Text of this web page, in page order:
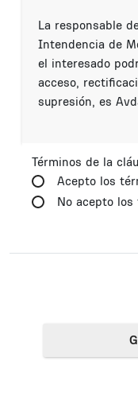
La responsable
Intendencia de
el interesado
acceso,
supresión, es
Términos de la
Términos de la
Acepto los
No acepto los